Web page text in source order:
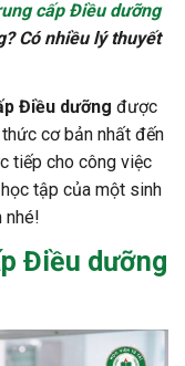
cấp Điều dưỡng
Có nhiều lý thuyết
Điều dưỡng được
cơ bản nhất đến
tiếp cho công việc
học tập của một sinh
nhé!
Điều dưỡng